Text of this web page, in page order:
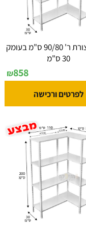
מדפים צורת ר' 90/80 ס"מ בעומק
30 ס"מ
₪858
לפרטים ורכישה